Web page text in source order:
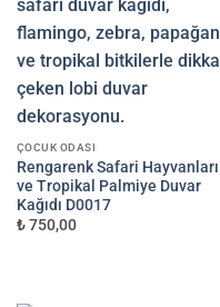
ÇOCUK ODASI
Rengarenk Safari Hayvanları
ve Tropikal Palmiye Duvar
Kağıdı D0017
₺ 750,00